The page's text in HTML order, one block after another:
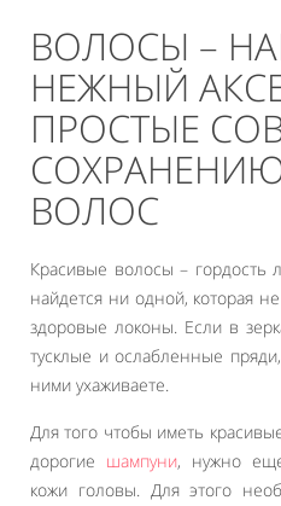
ВОЛОСЫ –
НЕЖНЫЙ
ПРОСТЫЕ
ВОЛОС
Красивые волосы –
найдется ни одной, которая
здоровые локоны. Если в
тусклые и ослабленные
ними ухаживаете.
Для того чтобы иметь
дорогие шампуни, нужно
кожи головы. Для этого